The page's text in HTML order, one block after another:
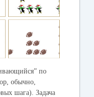
по
обычно,
шага). Задача